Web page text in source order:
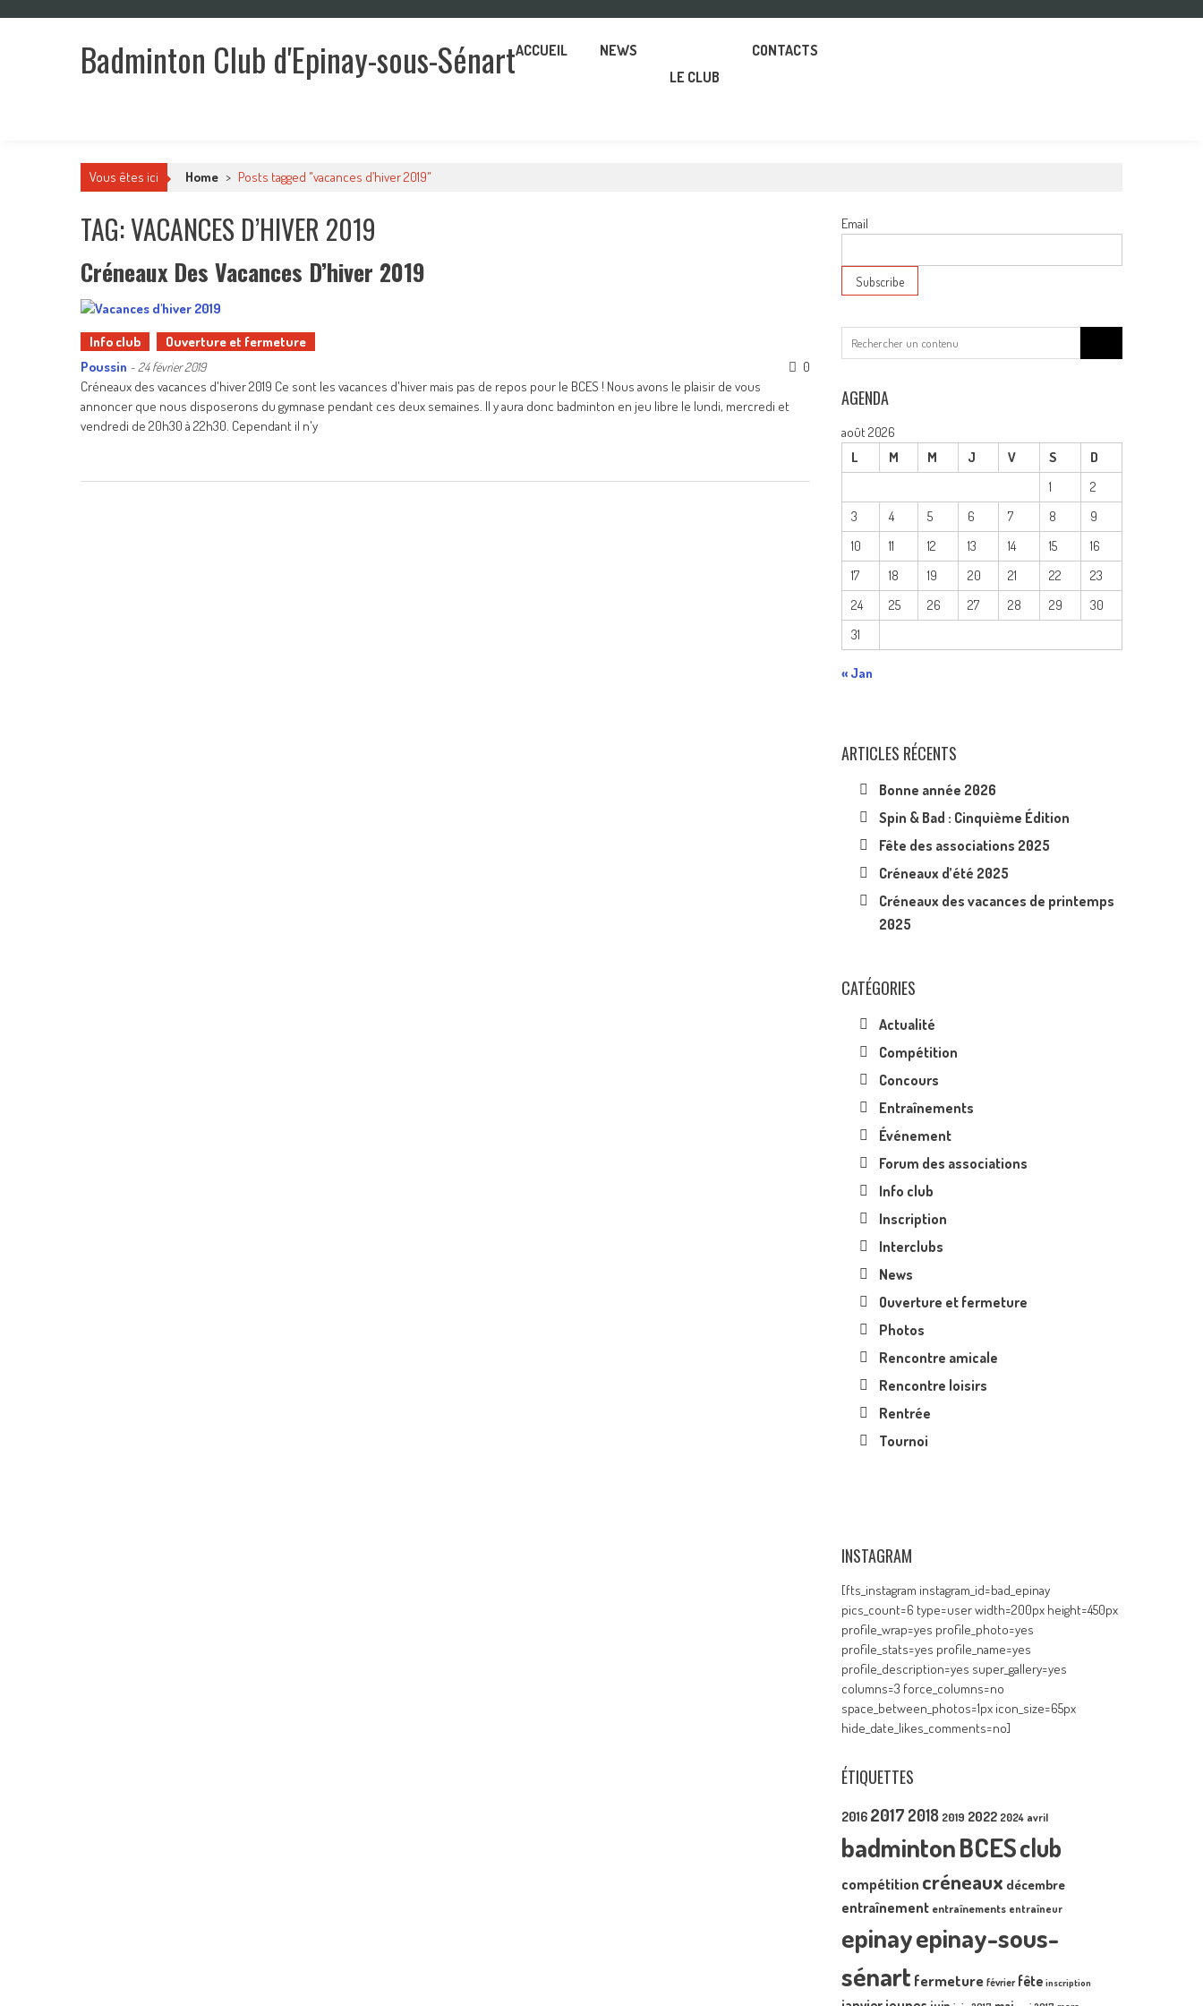
Badminton Club d'Epinay-sous-SénartACCUEIL
NEWS
LE CLUB
CONTACTS
Vous êtes ici Home > Posts tagged "vacances d’hiver 2019"
TAG: VACANCES D’HIVER 2019
Créneaux Des Vacances D’hiver 2019
Info club
Ouverture et fermeture
Poussin - 24 février 2019
0
Créneaux des vacances d'hiver 2019 Ce sont les vacances d'hiver mais pas de repos pour le BCES ! Nous avons le plaisir de vous
annoncer que nous disposerons du gymnase pendant ces deux semaines. Il y aura donc badminton en jeu libre le lundi, mercredi et
vendredi de 20h30 à 22h30. Cependant il n'y
Email
for:
AGENDA
août 2026
L
M M J V S
D
1
2
3
4 5 6 7 8
9
10
11 12 13 14 15
16
17
18 19 20 21 22
23
24
25 26 27 28 29
30
31
« Jan
ARTICLES RÉCENTS
Bonne année 2026
Spin & Bad : Cinquième Édition
Fête des associations 2025
Créneaux d’été 2025
Créneaux des vacances de printemps
2025
CATÉGORIES
Actualité
Compétition
Concours
Entraînements
Événement
Forum des associations
Info club
Inscription
Interclubs
News
Ouverture et fermeture
Photos
Rencontre amicale
Rencontre loisirs
Rentrée
Tournoi
INSTAGRAM
[fts_instagram instagram_id=bad_epinay
pics_count=6 type=user width=200px height=450px
profile_wrap=yes profile_photo=yes
profile_stats=yes profile_name=yes
profile_description=yes super_gallery=yes
columns=3 force_columns=no
space_between_photos=1px icon_size=65px
hide_date_likes_comments=no]
ÉTIQUETTES
2016 2017 2018 2019 2022 2024 avril
badmintonBCESclub
compétition créneaux décembre
entraînement entraînements entraîneur
epinayepinay-sous-
sénart fermeture février fête inscription